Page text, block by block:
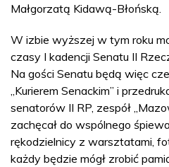
Małgorzatą Kidawą-Błońską.
W izbie wyższej w tym roku
czasy I kadencji Senatu II
Na gości Senatu będą więc
„Kurierem Senackim” i
senatorów II RP, zespół
zachęcał do wspólnego
rękodzielnicy z warsztatami,
każdy będzie mógł zrobić